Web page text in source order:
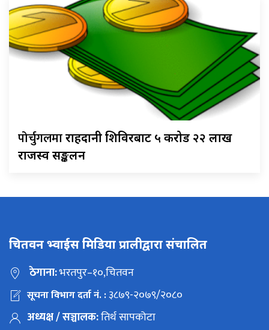
पोर्चुगलमाराहदानी शिविरबाट ५ करोड २२ लाख
राजस्व सङ्कलन
चितवन भ्वाईस मिडिया प्रालीद्वारा संचालित
ठेगाना:भरतपुर–१०,चितवन
सूचना विभाग दर्ता नं. :३८७९-२०७९/२०८०
अध्यक्ष / सञ्चालक:तिर्थ सापकोटा